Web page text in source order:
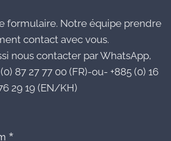
formulaire. Notre équipe prendre
contact avec vous.
nous contacter par WhatsApp,
87 27 77 00 (FR)-ou- +885 (0) 16
29 19 (EN/KH)